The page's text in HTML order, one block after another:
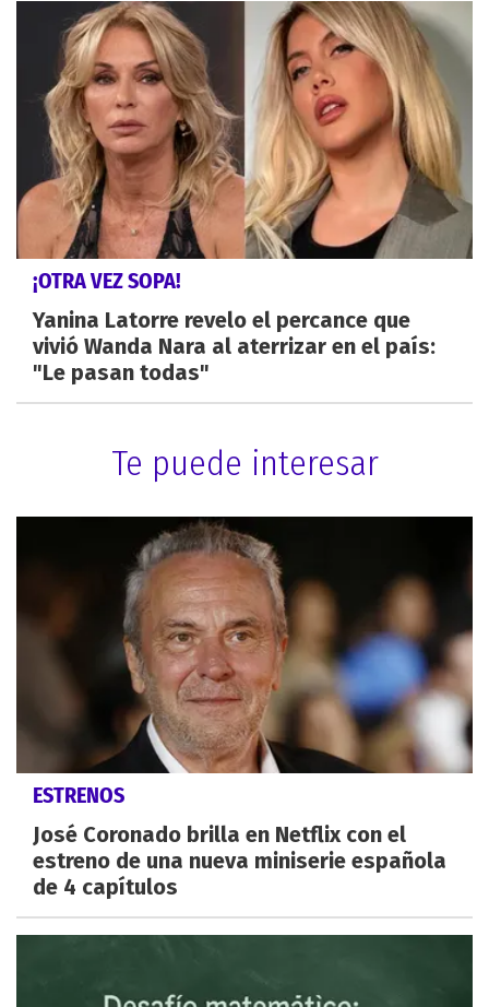
¡OTRA VEZ SOPA!
Yanina Latorre revelo el percance que
vivió Wanda Nara al aterrizar en el país:
"Le pasan todas"
Te puede interesar
ESTRENOS
José Coronado brilla en Netflix con el
estreno de una nueva miniserie española
de 4 capítulos